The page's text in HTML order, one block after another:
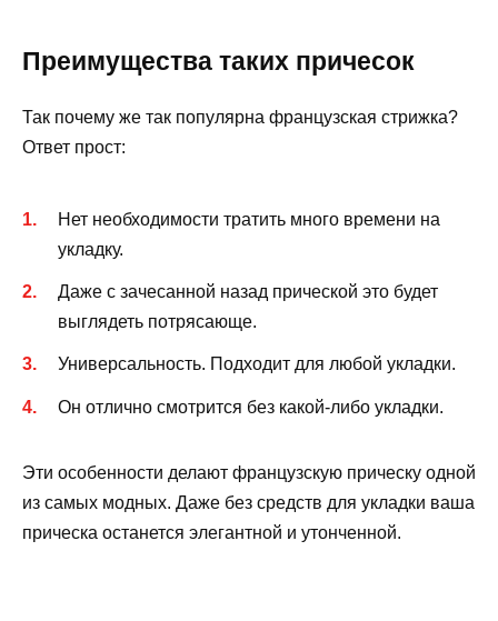
Преимущества таких причесок
Так почему же так популярна французская стрижка?
Ответ прост:
Нет необходимости тратить много времени на
укладку.
Даже с зачесанной назад прической это будет
выглядеть потрясающе.
Универсальность. Подходит для любой укладки.
Он отлично смотрится без какой-либо укладки.
Эти особенности делают французскую прическу одной
из самых модных. Даже без средств для укладки ваша
прическа останется элегантной и утонченной.